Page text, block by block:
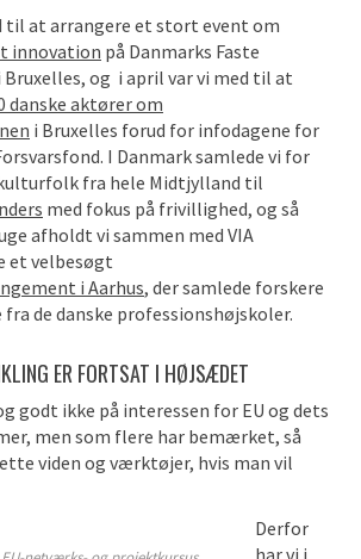
til at arrangere et stort event om
innovation på Danmarks Faste
og i april var vi med til at
danske aktører om
i Bruxelles forud for infodagene for
I Danmark samlede vi for
fra hele Midtjylland til
med fokus på frivillighed, og så
afholdt vi sammen med VIA
et velbesøgt
i Aarhus, der samlede forskere
fra de danske professionshøjskoler.
ER FORTSAT I HØJSÆDET
godt ikke på interessen for EU og dets
men som flere har bemærket, så
viden og værktøjer, hvis man vil
Derfor